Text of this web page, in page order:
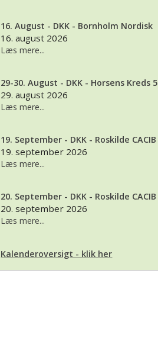
16. August - DKK - Bornholm Nordisk
16. august 2026
Læs mere...
29-30. August - DKK - Horsens Kreds 5
29. august 2026
Læs mere...
19. September - DKK - Roskilde CACIB
19. september 2026
Læs mere...
20. September - DKK - Roskilde CACIB
20. september 2026
Læs mere...
Kalenderoversigt - klik her